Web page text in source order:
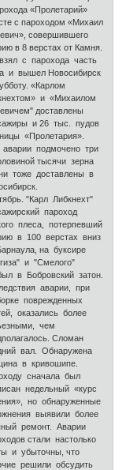
«Пролетарий»
с пароходом «Михаил
совершившего
в 8 верстах от Камня.
с парохода часть
и вышел Новосибирск
«Карлом
и «Михаилом
доставлены
и 26 тыс. пудов
«Пролетария».
подмочено три
тысячи зерна
тоже доставлены в
"Карл Либкнехт"
пароход
плеса, потерпевший
в 100 верстах вниз
на буксире
и "Смелого"
в Бобровский затон.
аварии, при
поврежденных
оказались более
чем
Сломан
вал. Обнаружена
в кривошипе.
сначала был
недельный «курс
но обнаруженные
выявили более
ремонт. Аварии
стали настолько
и убыточны, что
решили обсудить